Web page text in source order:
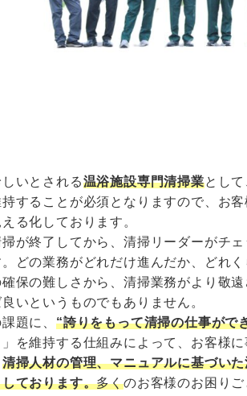
いとされる温浴施設専門清掃業とし
することが必須となりますので、お
る化しております。
掃が終了してから、清掃リーダーがチ
どの業務がどれだけ進んだか、どれ
保の難しさから、清掃業務がより敬
いというものでもありません。
題に、 “誇りをもって清掃の仕事がで
を維持する仕組みによって、お客様
清掃人材の管理、マニュアルに基づい
ております。多くのお客様のお困り